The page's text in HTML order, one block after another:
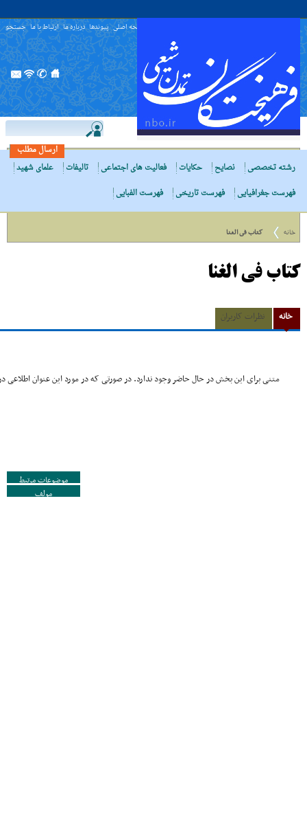
صفحه اصلی پیوندها درباره ما ارتباط با ما جستجو
ارسال مطلب
رشته تخصصی
نصایح حکایات فعالیت های اجتماعی تالیفات
علمای شهید
فهرست جغرافیایی
فهرست تاریخی فهرست الفبایی
خانه کتاب فى الغنا
کتاب فى الغنا
خانه نظرات کاربران
متنی برای این بخش در حال حاضر وجود ندارد. در صورتی که در مورد این عنوان اطلاعی
موضوعات مرتبط
مولف